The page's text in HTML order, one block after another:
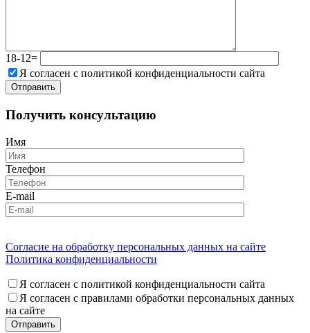
18-12=
Я согласен с политикой конфиденциальности сайта
Получить консультацию
Имя
Телефон
E-mail
Согласие на обработку персональных данных на сайте
Политика конфиденциальности
Я согласен с политикой конфиденциальности сайта
Я согласен с правилами обработки персональных данных
на сайте